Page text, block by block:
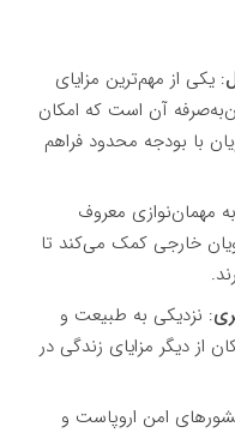
: یکی از مهم‌ترین مزایای
آن است که امکان
با بودجه محدود فراهم
مهمان‌نوازی معروف
خارجی کمک می‌کند تا
: نزدیکی به طبیعت و
از دیگر مزایای زندگی در
امن اروپاست و